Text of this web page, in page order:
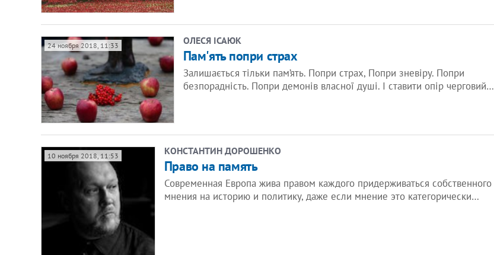
24 ноября 2018, 11:33 ОЛЕСЯ ІСАЮК
Пам'ять попри страх
Залишається тільки пам’ять. Попри страх, Попри зневіру. Попри
безпорадність. Попри демонів власної душі. І ставити опір черговий…
КОНСТАНТИН ДОРОШЕНКО
Право на память
Современная Европа жива правом каждого придерживаться собственного
мнения на историю и политику, даже если мнение это категорически…
10 ноября 2018, 11:53